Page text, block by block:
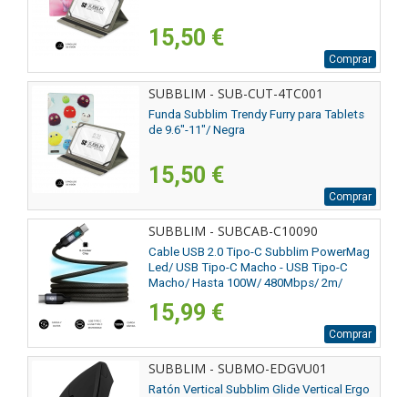
15,50 €
Comprar
SUBBLIM - SUB-CUT-4TC001
Funda Subblim Trendy Furry para Tablets
de 9.6"-11"/ Negra
15,50 €
Comprar
SUBBLIM - SUBCAB-C10090
Cable USB 2.0 Tipo-C Subblim PowerMag
Led/ USB Tipo-C Macho - USB Tipo-C
Macho/ Hasta 100W/ 480Mbps/ 2m/
15,99 €
Comprar
SUBBLIM - SUBMO-EDGVU01
Ratón Vertical Subblim Glide Vertical Ergo